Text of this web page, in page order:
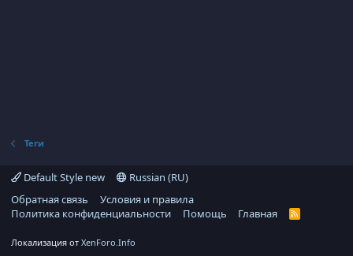
Теги
Default Style new
Russian (RU)
Обратная связь
Условия и правила
Политика конфиденциальности
Помощь Главная
R
Локализация от XenForo.Info